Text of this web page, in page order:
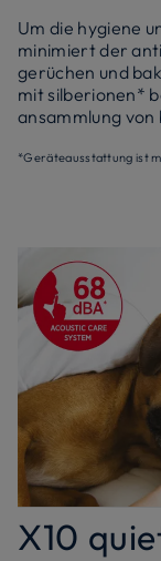
Um die hygiene
minimiert der
gerüchen und
mit silberionen*
ansammlung
*Geräteausstattung ist
X10